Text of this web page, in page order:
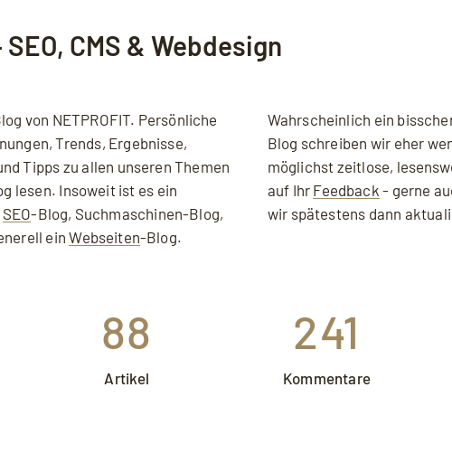
SEO, CMS & Webdesign
von NETPROFIT. Persönliche
Trends, Ergebnisse,
Tipps zu allen unseren Themen
lesen. Insoweit ist es ein
SEO-Blog, Suchmaschinen-Blog,
einWebseiten-Blog.
Wahrscheinlich ein
Blog schreiben wir eher
möglichst zeitlose,
auf Ihr Feedback - gerne
wir spätestens dann
88
Artikel
241
Kommentare
Sie sich einverstanden, dass Ihre Daten an YouTube übermittelt werden
akzeptieren.